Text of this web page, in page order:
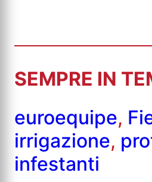
SEMPRE IN
euroequipe,
irrigazione,
infestanti